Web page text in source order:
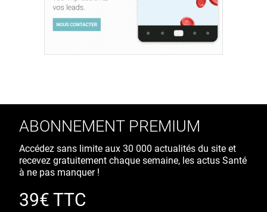
ABONNEMENT PREMIUM
Accédez sans limite aux 30 000 actualités du site et
recevez gratuitement chaque semaine, les actus Santé
à ne pas manquer !
39€ TTC